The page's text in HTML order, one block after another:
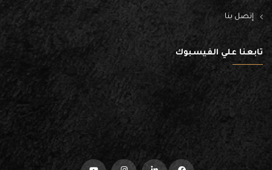
إتصل بنا
تابعنا علي الفيسبوك